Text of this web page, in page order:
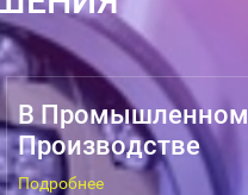
В Промышленном
Производстве
Подробнее